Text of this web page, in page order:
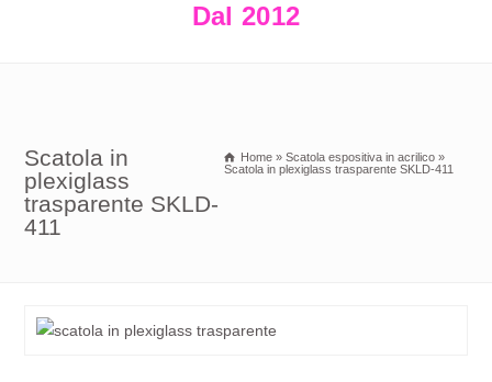
Dal 2012
Scatola in
plexiglass
trasparente SKLD-
411
Home » Scatola espositiva in acrilico »
Scatola in plexiglass trasparente SKLD-411